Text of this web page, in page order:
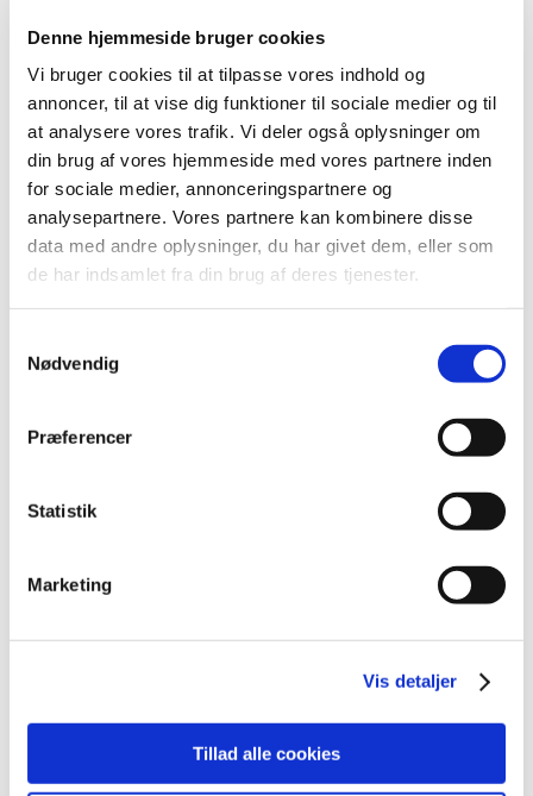
Denne hjemmeside bruger cookies
Vi bruger cookies til at tilpasse vores indhold og
annoncer, til at vise dig funktioner til sociale medier og til
at analysere vores trafik. Vi deler også oplysninger om
din brug af vores hjemmeside med vores partnere inden
for sociale medier, annonceringspartnere og
analysepartnere. Vores partnere kan kombinere disse
data med andre oplysninger, du har givet dem, eller som
de har indsamlet fra din brug af deres tjenester.
Nødvendig
Præferencer
Statistik
Marketing
Vis detaljer
Tillad alle cookies
af tilskudsstatus for antitrombotisk medicin i
Nyt nævn skal vurdere sundhedsapps
|8. februar 2024|
Ny politisk aftale baner vej for etableringen af et Nævn for
Sundhedsapps, der får til opgave at vurdere, om
Bevilling til at drive Skørping Apotek
Lægemiddelstyrelsen har den 1. februar 2024 meddelt, at
Hanne Plet får bevilling til at drive Skørping Apotek. Der…
paracetamol stikpiller er tilbage i
Siden efteråret har der været leveringssvigt hos de
indlægssedler til Lægemiddelstyrelsens portal
Lægemiddelstyrelsens laboratorium genoptager
kontrollen af, om der er uploadet læsbare